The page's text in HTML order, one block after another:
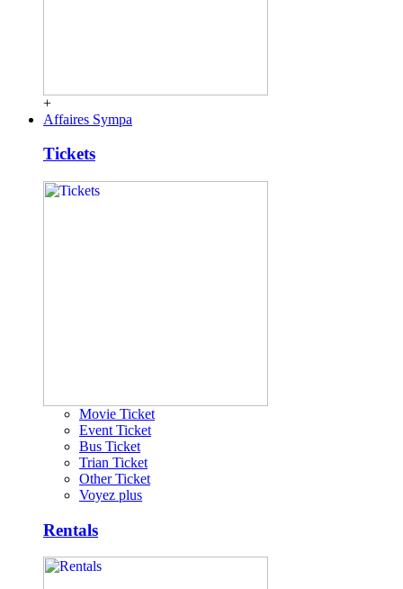
+
Affaires Sympa
Tickets
Movie Ticket
Event Ticket
Bus Ticket
Trian Ticket
Other Ticket
Voyez plus
Rentals